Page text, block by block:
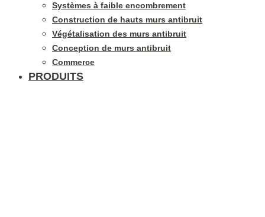
Systèmes à faible encombrement
Construction de hauts murs antibruit
Végétalisation des murs antibruit
Conception de murs antibruit
Commerce
PRODUITS